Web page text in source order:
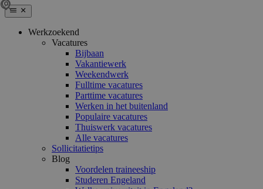
Werkzoekend
Vacatures
Bijbaan
Vakantiewerk
Weekendwerk
Fulltime vacatures
Parttime vacatures
Werken in het buitenland
Populaire vacatures
Thuiswerk vacatures
Alle vacatures
Sollicitatietips
Blog
Voordelen traineeship
Studeren Engeland